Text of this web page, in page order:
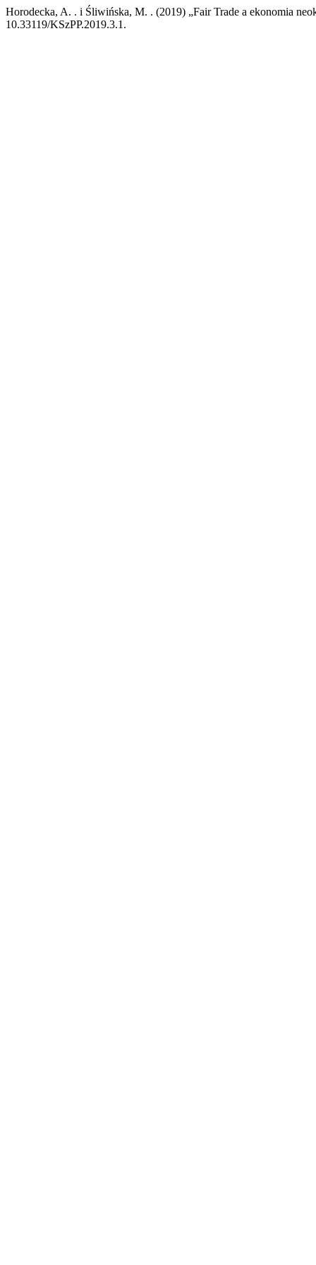
Horodecka, A. . i Śliwińska, M. . (2019) „Fair Trade a ekonomia
10.33119/KSzPP.2019.3.1.